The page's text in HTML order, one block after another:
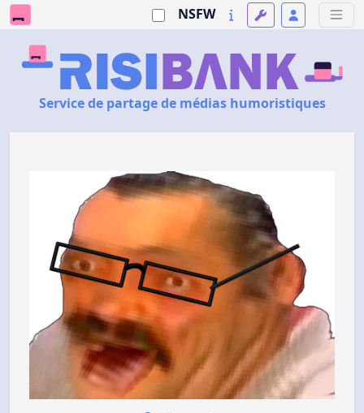
NSFW
Service de partage de médias humoristiques